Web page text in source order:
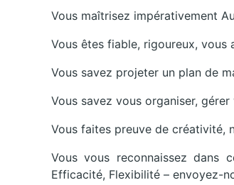
Vous maîtrisez impérativement
Vous êtes fiable, rigoureux, vous
Vous savez projeter un plan de
Vous savez vous organiser,
Vous faites preuve de créativité,
Vous vous reconnaissez dans
Efficacité, Flexibilité – envoyez-